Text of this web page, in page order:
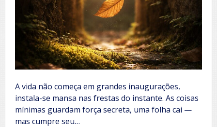
A vida não começa em grandes inaugurações,
instala-se mansa nas frestas do instante. As coisas
mínimas guardam força secreta, uma folha cai —
mas cumpre seu…